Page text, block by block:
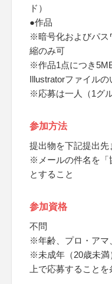
ド）
●作品
※暗号化およびパス
縮のみ可
※作品1点につき
Illustratorファイル
※応募は一人（1グ
参加方法
提出物を下記提出
※メールの件名を「
とすること
参加資格
不問
※年齢、プロ・アマ
※未成年（20歳未満
上で応募すること